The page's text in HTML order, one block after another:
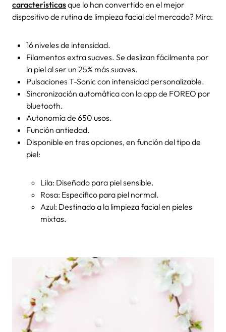
característicasque lo han convertido en el mejor
dispositivo de rutinade limpiezafacialdel mercado? Mira:
16 niveles de intensidad.
Filamentos extra suaves. Se deslizan fácilmente por
la piel al ser un 25% más suaves.
Pulsaciones T-Sonic con intensidad personalizable.
Sincronización automática con la app de FOREO por
bluetooth.
Autonomía de 650 usos.
Función antiedad.
Disponible en tres opciones, en función del tipo de
piel:
Lila: Diseñado para piel sensible.
Rosa: Específico para piel normal.
Azul: Destinado a la limpieza facial en pieles
mixtas.